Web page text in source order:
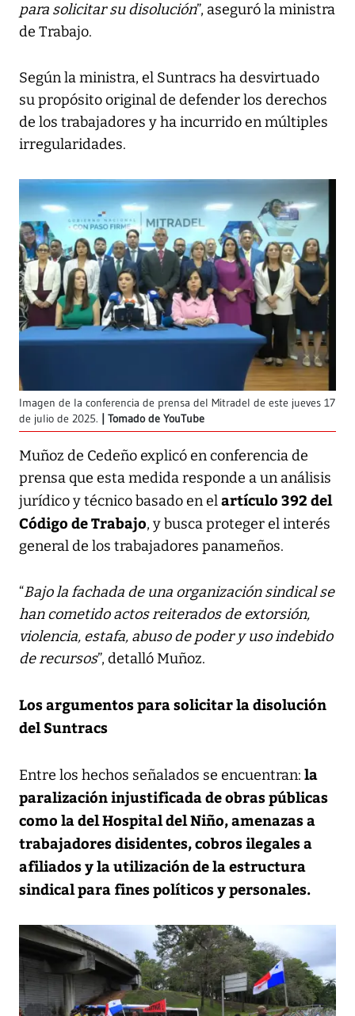
para solicitar su disolución”, aseguró la ministra
de Trabajo.
Según la ministra, el Suntracs ha desvirtuado
su propósito original de defender los derechos
de los trabajadores y ha incurrido en múltiples
irregularidades.
Imagen de la conferencia de prensa del Mitradel de este jueves 17
de julio de 2025.
Tomado de YouTube
Muñoz de Cedeño explicó en conferencia de
prensa que esta medida responde a un análisis
jurídico y técnico basado en elartículo 392 del
Código de Trabajo, y busca proteger el interés
general de los trabajadores panameños.
“Bajo la fachada de una organización sindical se
han cometido actos reiterados de extorsión,
violencia, estafa, abuso de poder y uso indebido
de recursos”, detalló Muñoz.
Los argumentos para solicitar la disolución
del Suntracs
Entre los hechos señalados se encuentran: la
paralización injustificada de obras públicas
como la del Hospital del Niño, amenazas a
trabajadores disidentes, cobros ilegales a
afiliados y la utilización de la estructura
sindical para fines políticos y personales.